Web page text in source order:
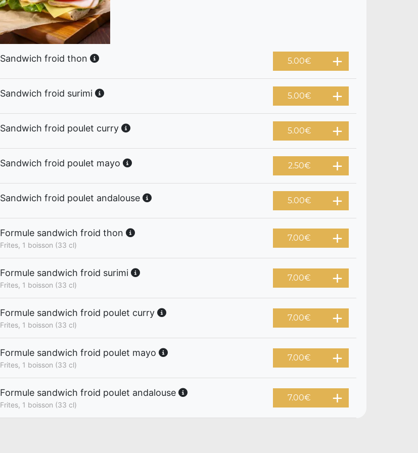
Sandwich froid thon 5.00€
Sandwich froid surimi 5.00€
Sandwich froid poulet curry 5.00€
Sandwich froid poulet mayo 2.50€
Sandwich froid poulet andalouse 5.00€
Formule sandwich froid thon
Frites, 1 boisson (33 cl)
7.00€
Formule sandwich froid surimi
Frites, 1 boisson (33 cl)
7.00€
Formule sandwich froid poulet curry
Frites, 1 boisson (33 cl)
7.00€
Formule sandwich froid poulet mayo
Frites, 1 boisson (33 cl)
7.00€
Formule sandwich froid poulet andalouse
Frites, 1 boisson (33 cl)
7.00€